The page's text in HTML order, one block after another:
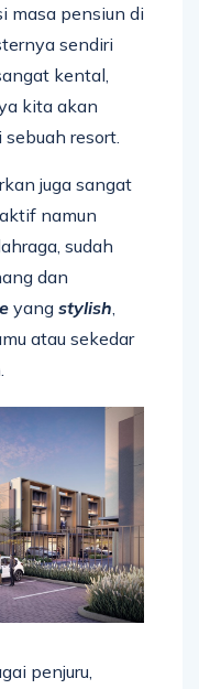
masa pensiun di
sendiri
kental,
kita akan
resort.
juga sangat
namun
sudah
dan
yang stylish
atau sekedar
penjuru,